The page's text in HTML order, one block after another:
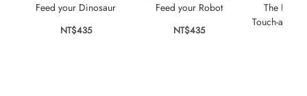
Feed your Dinosaur
NT$435
Feed your Robot
NT$435
The
Touch-and-